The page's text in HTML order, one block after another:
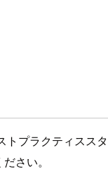
プラクティスス
さい。